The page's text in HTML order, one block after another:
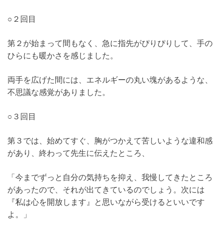
○２回目
第２が始まって間もなく、急に指先がぴりぴりして、手の
ひらにも暖かさを感じました。
両手を広げた間には、エネルギーの丸い塊があるような、
不思議な感覚がありました。
○３回目
第３では、始めてすぐ、胸がつかえて苦しいような違和感
があり、終わって先生に伝えたところ、
「今までずっと自分の気持ちを抑え、我慢してきたところ
があったので、それが出てきているのでしょう。次には
『私は心を開放します』と思いながら受けるといいです
よ。」